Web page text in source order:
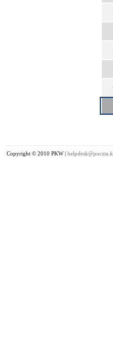
Copyright © 2010 PKW |